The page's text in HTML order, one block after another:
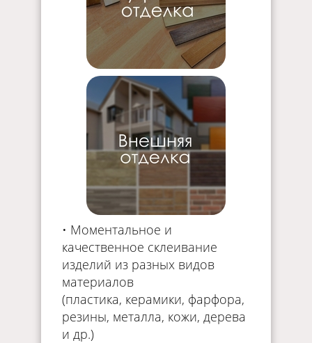
• Моментальное и
качественное склеивание
изделий из разных видов
материалов
(пластика, керамики, фарфора,
резины, металла, кожи, дерева
и др.)